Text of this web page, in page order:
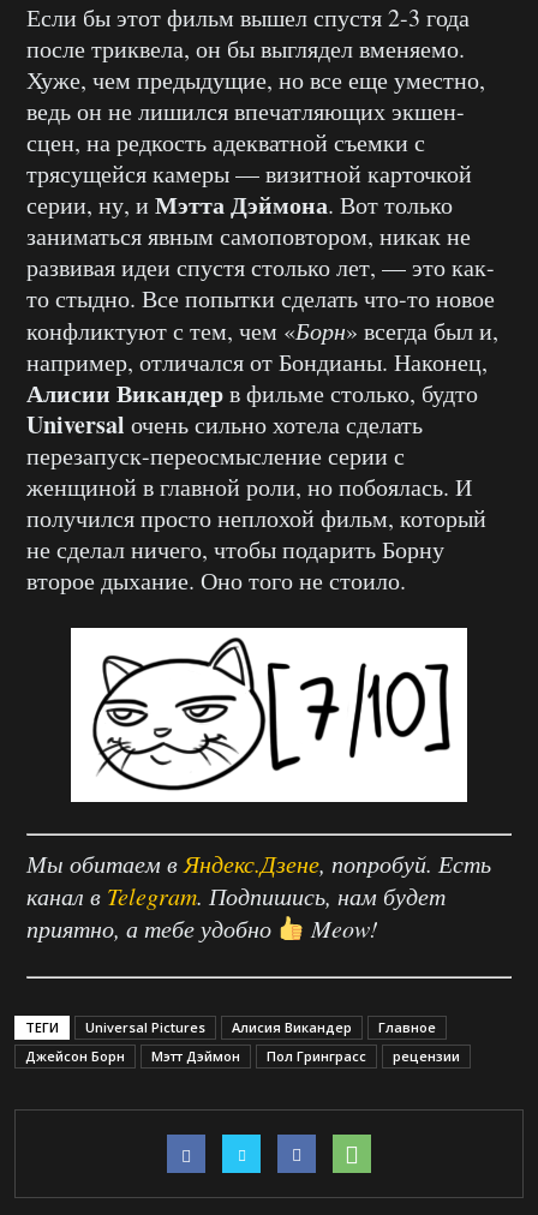
Если бы этот фильм вышел спустя 2-3 года
после триквела, он бы выглядел вменяемо.
Хуже, чем предыдущие, но все еще уместно,
ведь он не лишился впечатляющих экшен-
сцен, на редкость адекватной съемки с
трясущейся камеры — визитной карточкой
серии, ну, и Мэтта Дэймона. Вот только
заниматься явным самоповтором, никак не
развивая идеи спустя столько лет, — это как-
то стыдно. Все попытки сделать что-то новое
конфликтуют с тем, чем «Борн» всегда был и,
например, отличался от Бондианы. Наконец,
Алисии Викандерв фильме столько, будто
Universal очень сильно хотела сделать
перезапуск-переосмысление серии с
женщиной в главной роли, но побоялась. И
получился просто неплохой фильм, который
не сделал ничего, чтобы подарить Борну
второе дыхание. Оно того не стоило.
Мы обитаем вЯндекс.Дзене, попробуй. Есть
канал в Telegram. Подпишись, нам будет
приятно, а тебе удобно
Meow!
ТЕГИ Universal Pictures Алисия Викандер
Главное
Джейсон Борн
Мэтт Дэймон Пол Гринграсс рецензии